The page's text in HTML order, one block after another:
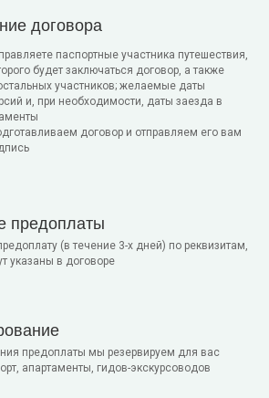
договора
паспортные участника путешествия,
будет заключаться договор, а также
участников; желаемые даты
и, при необходимости, даты заезда в
договор и отправляем его вам
предоплаты
(в течение 3-х дней) по реквизитам,
указаны в договоре
предоплаты мы резервируем для вас
апартаменты, гидов-экскурсоводов